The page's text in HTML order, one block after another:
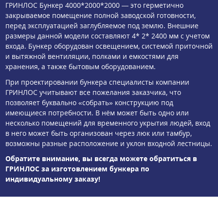
ГРИНЛОС Бункер 4000*2000*2000 — это герметично
закрываемое помещение полной заводской готовности,
перед эксплуатацией заглубляемое под землю. Внешние
размеры данной модели составляют 4* 2* 2400 мм с учетом
входа. Бункер оборудован освещением, системой приточной
и вытяжной вентиляции, полками и емкостями для
хранения, а также бытовым оборудованием.
При проектировании бункера специалисты компании
ГРИНЛОС учитывают все пожелания заказчика, что
позволяет буквально «собрать» конструкцию под
имеющиеся потребности. В нём может быть одно или
несколько помещений для временного укрытия людей, вход
в него может быть организован через люк или тамбур,
возможны разные расположение и уклон входной лестницы.
Обратите внимание, вы всегда можете обратиться в
ГРИНЛОС за изготовлением бункера по
индивидуальному заказу!